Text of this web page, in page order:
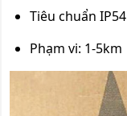
Tiêu chuẩn IP54
Phạm vi: 1-5km